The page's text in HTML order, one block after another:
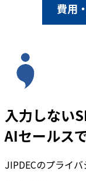
費用
入力しない
AIセールス
JIPDECのプライ